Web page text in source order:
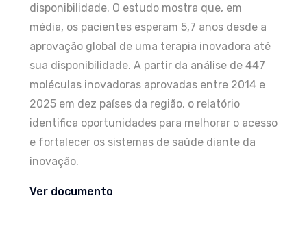
disponibilidade. O estudo mostra que, em
média, os pacientes esperam 5,7 anos desde a
aprovação global de uma terapia inovadora até
sua disponibilidade. A partir da análise de 447
moléculas inovadoras aprovadas entre 2014 e
2025 em dez países da região, o relatório
identifica oportunidades para melhorar o acesso
e fortalecer os sistemas de saúde diante da
inovação.
Ver documento